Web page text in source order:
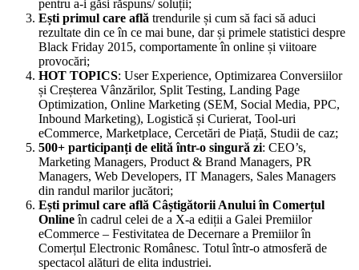
pentru a-i găsi răspuns/ soluții;
Ești primul care află trendurile și cum să faci să aduci
rezultate din ce în ce mai bune, dar și primele statistici despre
Black Friday 2015, comportamente în online și viitoare
provocări;
HOT TOPICS: User Experience, Optimizarea Conversiilor
și Creșterea Vânzărilor, Split Testing, Landing Page
Optimization, Online Marketing (SEM, Social Media, PPC,
Inbound Marketing), Logistică și Curierat, Tool-uri
eCommerce, Marketplace, Cercetări de Piață, Studii de caz;
500+ participanți de elită într-o singură zi: CEO’s,
Marketing Managers, Product & Brand Managers, PR
Managers, Web Developers, IT Managers, Sales Managers
din randul marilor jucători;
Ești primul care află Câștigătorii Anului în Comerțul
Onlineîn cadrul celei de a X-a ediții a Galei Premiilor
eCommerce – Festivitatea de Decernare a Premiilor în
Comerțul Electronic Românesc. Totul într-o atmosferă de
spectacol alături de elita industriei.